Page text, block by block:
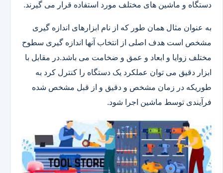
دستگاه و ماشین های مختلف مورد استفاده قرار می گیرند.
به عنوان مثال همان طور که از نام ابزارهای اندازه گیری
مشخص است هدف اصلی از انتخاب آنها اندازه گیری سطوح
مختلف زوایا و ابعاد و عمق و ضخامت می باشد.در مقابل با
ابزار دقیق می توان عملکرد یک دستگاه را کنترل کرد به
طوریکه در زمان مشخص و دقیق و از قبل مشخص شده
فرآیندی توسط ماشین اجرا شود.